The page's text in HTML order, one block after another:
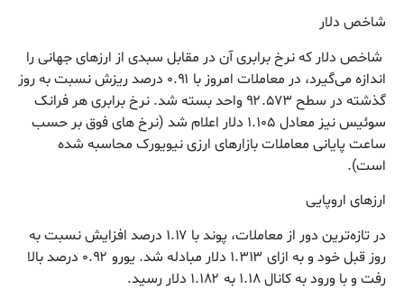
شاخص دلار
شاخص دلار که نرخ برابری آن در مقابل سبدی از ارزهای جهانی را
اندازه می‌گیرد، در معاملات امروز با ۰.۹۱ درصد ریزش نسبت به روز
گذشته در سطح ۹۲.۵۷۳ واحد بسته شد. نرخ برابری هر فرانک
سوئیس نیز معادل ۱.۱۰۵ دلار اعلام شد (نرخ های فوق بر حسب
ساعت پایانی معاملات بازارهای ارزی نیویورک محاسبه شده
است).
ارزهای اروپایی
در تازه‌ترین دور از معاملات، پوند با ۱.۱۷ درصد افزایش نسبت به
روز قبل خود و به ازای ۱.۳۱۳ دلار مبادله شد. یورو ۰.۹۲ درصد بالا
رفت و با ورود به کانال ۱.۱۸ به ۱.۱۸۲ دلار رسید.